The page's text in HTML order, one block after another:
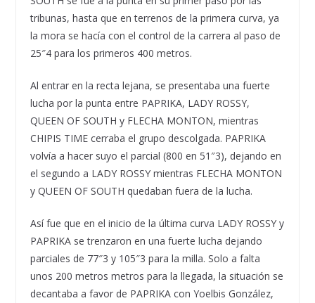
tribunas, hasta que en terrenos de la primera curva, ya
la mora se hacía con el control de la carrera al paso de
25″4 para los primeros 400 metros.
Al entrar en la recta lejana, se presentaba una fuerte
lucha por la punta entre PAPRIKA, LADY ROSSY,
QUEEN OF SOUTH y FLECHA MONTON, mientras
CHIPIS TIME cerraba el grupo descolgada. PAPRIKA
volvía a hacer suyo el parcial (800 en 51″3), dejando en
el segundo a LADY ROSSY mientras FLECHA MONTON
y QUEEN OF SOUTH quedaban fuera de la lucha.
Así fue que en el inicio de la última curva LADY ROSSY y
PAPRIKA se trenzaron en una fuerte lucha dejando
parciales de 77″3 y 105″3 para la milla. Solo a falta
unos 200 metros metros para la llegada, la situación se
decantaba a favor de PAPRIKA con Yoelbis González,